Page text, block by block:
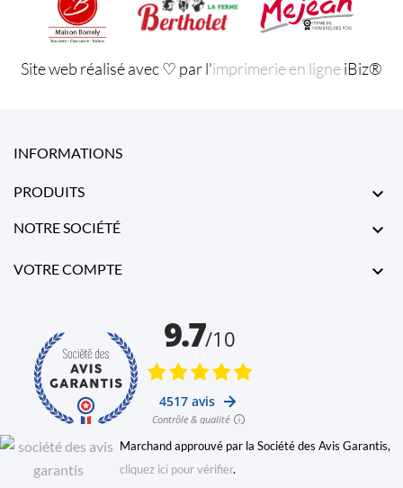
Site web réalisé avec ♡ par l'imprimerie en ligneiBiz®
INFORMATIONS
PRODUITS 
NOTRE SOCIÉTÉ 
VOTRE COMPTE 
Marchand approuvé par la Société des Avis Garantis,
cliquez ici pour vérifier.